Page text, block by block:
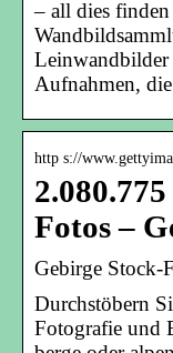
– all dies
Leinwandbilder
Aufnahmen,
http s://
Fotos –
Gebirge Stock-
Durchstöbern
Fotografie und